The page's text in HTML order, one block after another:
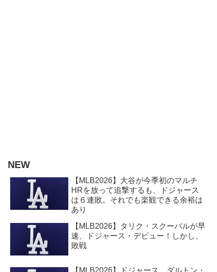
NEW
【MLB2026】大谷が今季初のマルチ
HRを放って追撃するも、ドジャース
は６連敗。それでも楽観できる余裕は
あり
【MLB2026】タリク・スクーバルが早
速、ドジャース・デビュー！しかし、
敗戦
【MLB2026】ドジャース、ダルトン・